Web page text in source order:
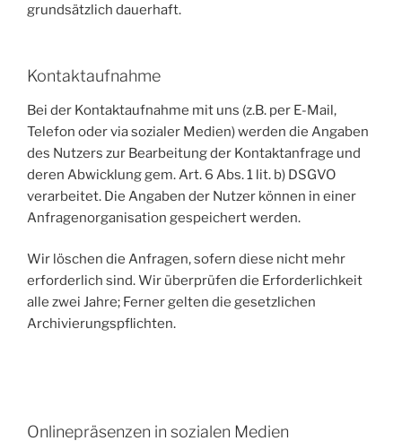
grundsätzlich dauerhaft.
Kontaktaufnahme
Bei der Kontaktaufnahme mit uns (z.B. per E-Mail,
Telefon oder via sozialer Medien) werden die Angaben
des Nutzers zur Bearbeitung der Kontaktanfrage und
deren Abwicklung gem. Art. 6 Abs. 1 lit. b) DSGVO
verarbeitet. Die Angaben der Nutzer können in einer
Anfragenorganisation gespeichert werden.
Wir löschen die Anfragen, sofern diese nicht mehr
erforderlich sind. Wir überprüfen die Erforderlichkeit
alle zwei Jahre; Ferner gelten die gesetzlichen
Archivierungspflichten.
Onlinepräsenzen in sozialen Medien